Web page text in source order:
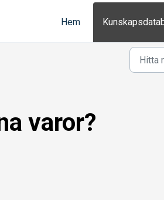
Hem
varor?